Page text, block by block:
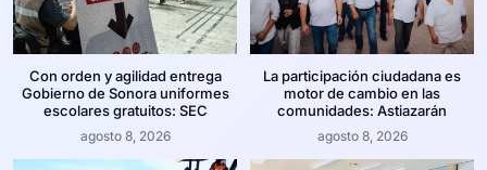
Con orden y agilidad entrega
Gobierno de Sonora uniformes
escolares gratuitos: SEC
agosto 8, 2026
La participación ciudadana es
motor de cambio en las
comunidades: Astiazarán
agosto 8, 2026